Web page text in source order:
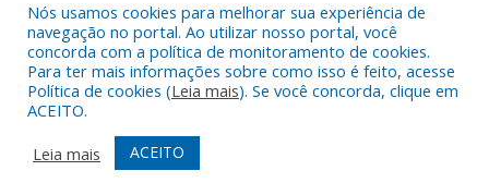
Todos os direitos reservados a Prefeitura Municipal de Limoeiro
do Ajuru.
Mapa do Site
Acessar Área Administrativa
Acessar Webmail
Nós usamos cookies para melhorar sua experiência de
navegação no portal. Ao utilizar nosso portal, você
concorda com a política de monitoramento de cookies.
Para ter mais informações sobre como isso é feito, acesse
Política de cookies (Leia mais). Se você concorda, clique em
ACEITO.
Leia mais
ACEITO